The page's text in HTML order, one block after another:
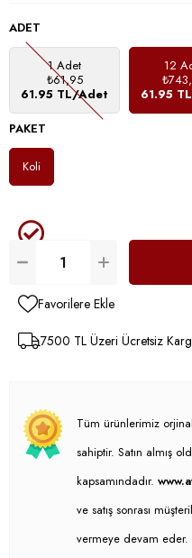
ADET
1 Adet
₺61,95
61.95 TL/Adet
12
61.95
PAKET
Koli
Favorilere Ekle
7500 TL Üzeri Ücretsiz
Tüm ürünlerimiz
sahiptir. Satın almış
kapsamındadır.
ve satış sonrası
vermeye devam eder.